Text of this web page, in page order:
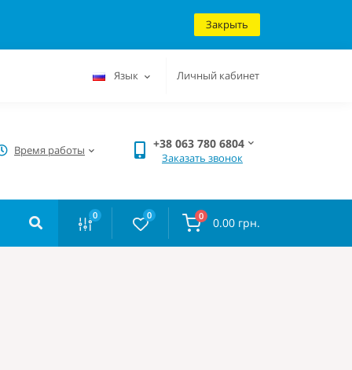
Закрыть
Язык Личный кабинет
Время работы +38 063 780 6804
Заказать звонок
0 0 0 0.00 грн.